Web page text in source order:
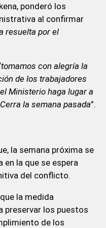
ponderó los
al confirmar
resuelta por el
tomamos con alegría la
de los trabajadores
Ministerio haga lugar a
la semana pasada”.
la semana próxima se
en la que se espera
del conflicto.
la medida
preservar los puestos
de los